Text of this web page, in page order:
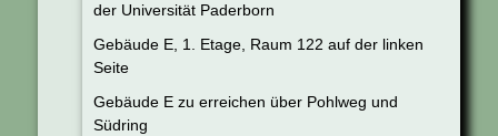
der Universität Paderborn
Gebäude E, 1. Etage, Raum 122 auf der linken
Seite
Gebäude E zu erreichen über Pohlweg und
Südring